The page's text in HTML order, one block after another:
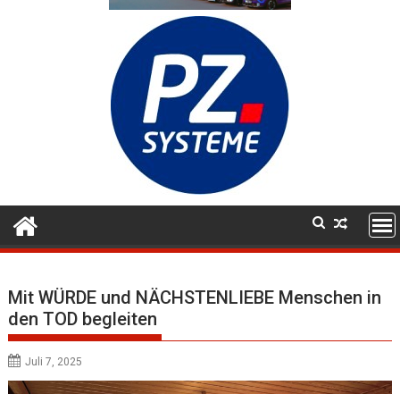
Mit WÜRDE und NÄCHSTENLIEBE Menschen in
den TOD begleiten
Juli 7, 2025